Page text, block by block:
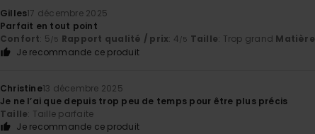
Gilles17 décembre 2025
Parfait en tout point
Confort: 5/5 Rapport qualité / prix: 4/5 Taille: Trop grand Matière
Je recommande ce produit
Christine13 décembre 2025
Je ne l’ai que depuis trop peu de temps pour être plus précis
Taille: Taille parfaite
Je recommande ce produit